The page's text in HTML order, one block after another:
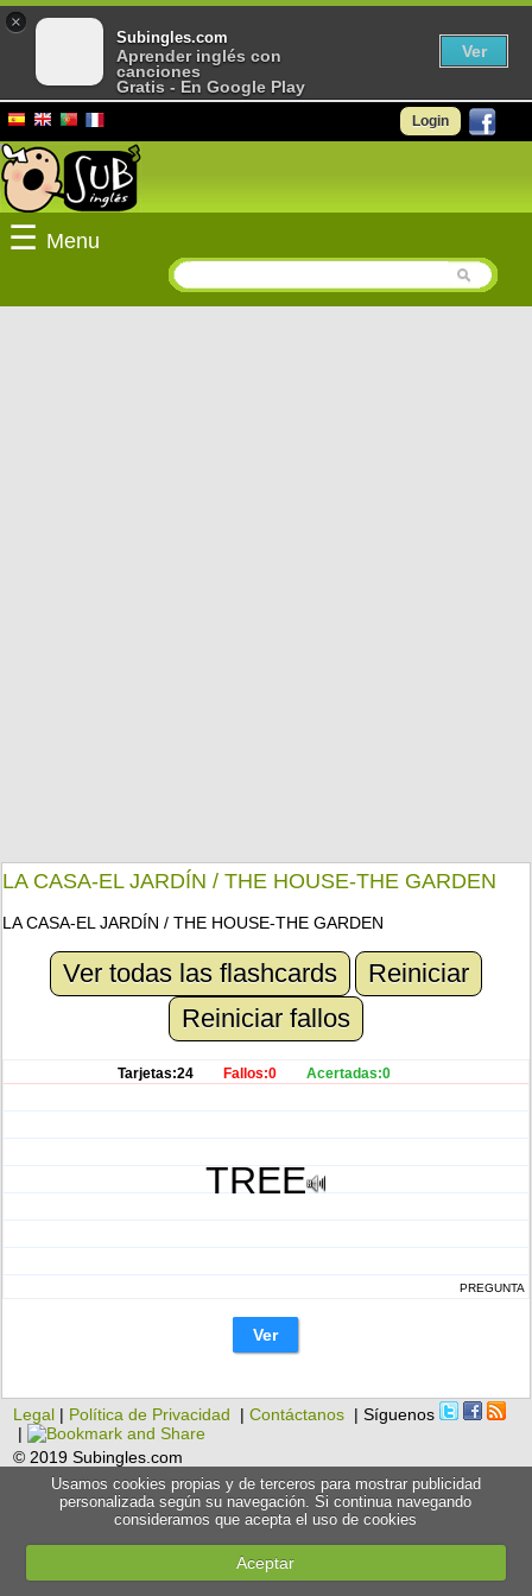
Login
☰ Menu
LA CASA-EL JARDÍN / THE HOUSE-THE GARDEN
LA CASA-EL JARDÍN / THE HOUSE-THE GARDEN
Ver todas las flashcards
Reiniciar
Reiniciar fallos
Tarjetas:24 Fallos:0 Acertadas:0
TREE
PREGUNTA
Ver
Legal | Política de Privacidad |Contáctanos | Síguenos
|
© 2019 Subingles.com
Usamos cookies propias y de terceros para mostrar publicidad
personalizada según su navegación. Si continua navegando
consideramos que acepta el uso de cookies
Aceptar
×
Subingles.com
Aprender inglés con
canciones
Gratis - En Google Play
Ver